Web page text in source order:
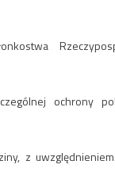
ochrony
z